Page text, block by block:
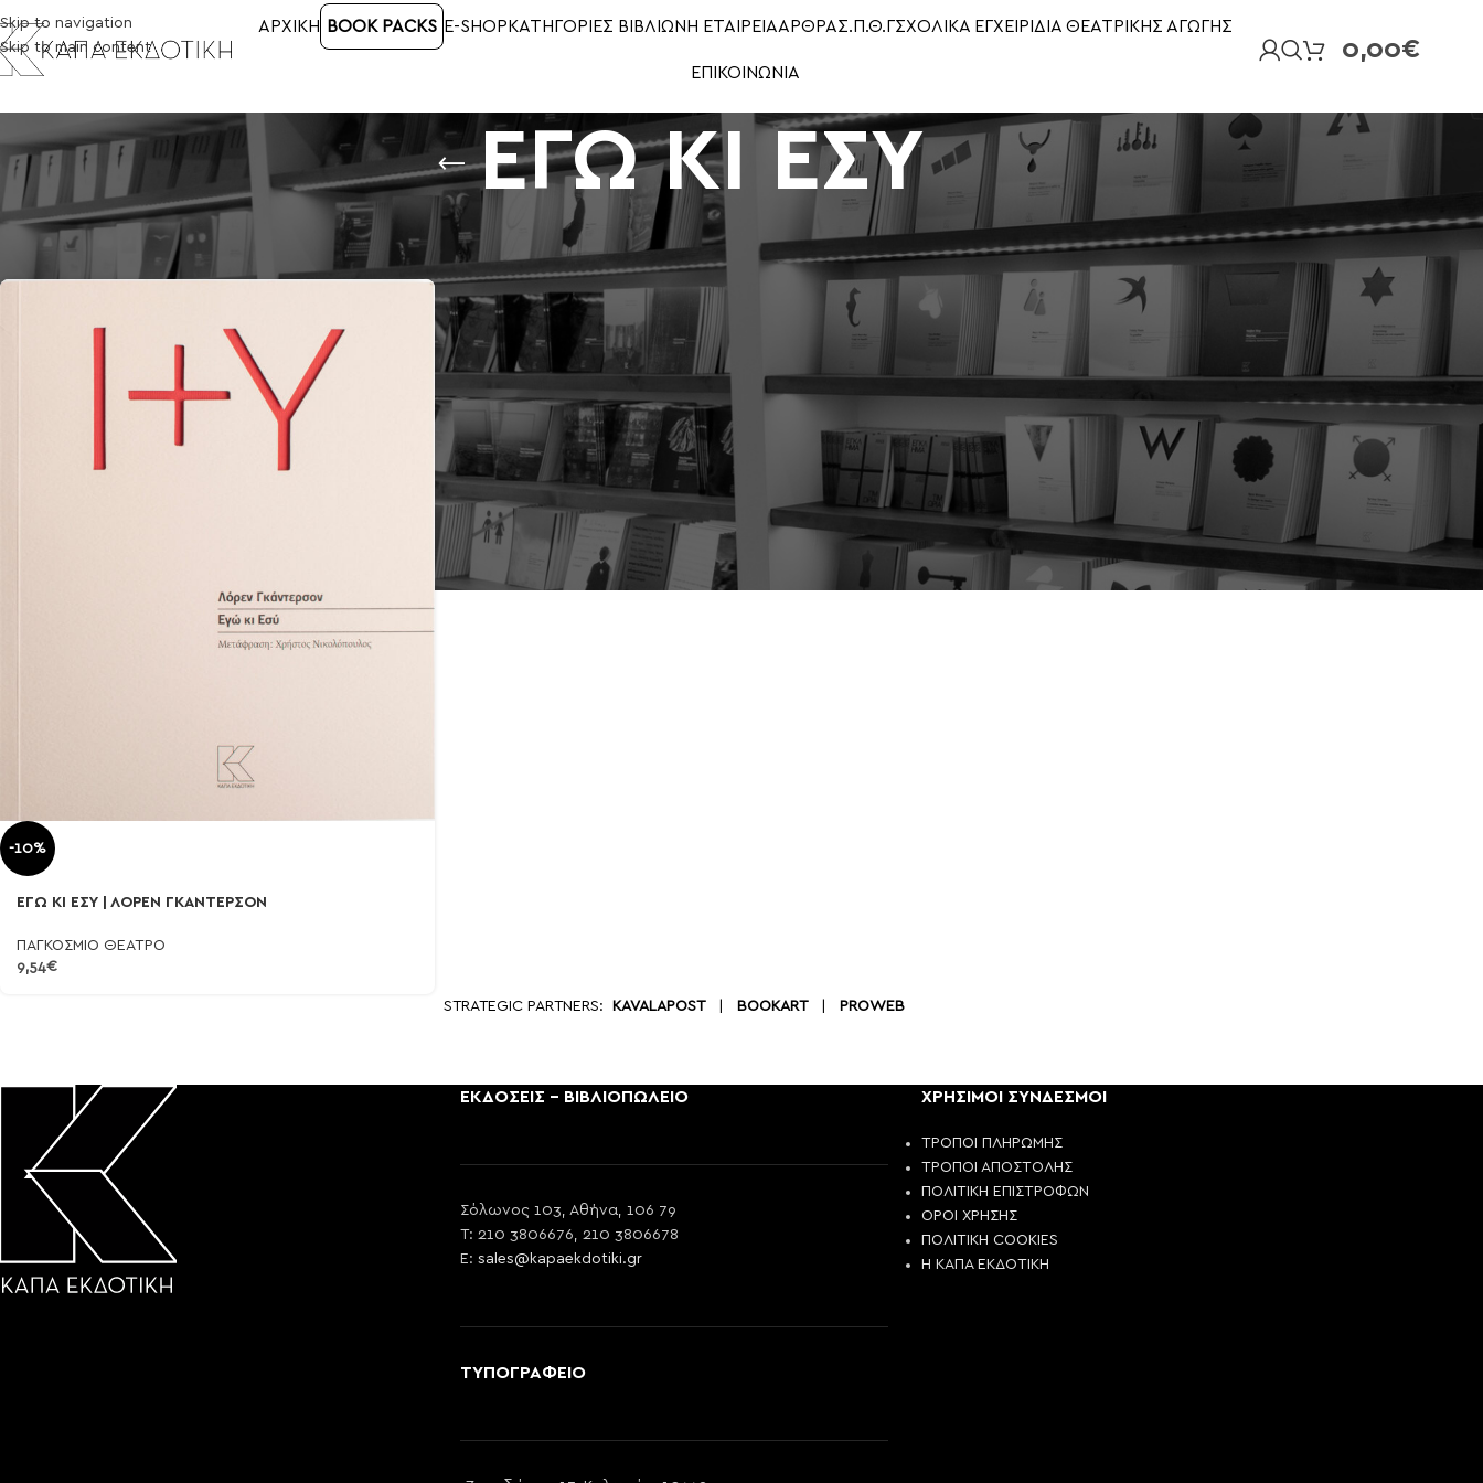
Skip to navigation
Skip to main content
ΑΡΧΙΚΉ BOOK PACKS E-SHOP ΚΑΤΗΓΟΡΙΕΣ ΒΙΒΛΙΩΝ Η ΕΤΑΙΡΕΙΑΑΡΘΡΑΣ.Π.Θ.ΓΣΧΟΛΙΚΑ ΕΓΧΕΙΡΙΔΙΑ ΘΕΑΤΡΙΚΗΣ ΑΓΩΓΗΣ
ΕΠΙΚΟΙΝΩΝΙΑ
0,00€
ΕΓΩ ΚΙ ΕΣΥ
Αρχική σελίδα/Προϊόντα με ετικέτα “ΕΓΩ ΚΙ ΕΣΥ” Show 9 12 18
-10%
ΕΓΩ ΚΙ ΕΣΥ | ΛΟΡΕΝ ΓΚΑΝΤΕΡΣΟΝ
ΠΑΓΚΟΣΜΙΟ ΘΕΑΤΡΟ
9,54€
STRATEGIC PARTNERS: KAVALAPOST| BOOKART| PROWEB
ΕΚΔΟΣΕΙΣ - ΒΙΒΛΙΟΠΩΛΕΙΟ
Σόλωνος 103, Αθήνα, 106 79
T: 210 3806676, 210 3806678
E:sales@kapaekdotiki.gr
ΤΥΠΟΓΡΑΦΕΙΟ
ΧΡΗΣΙΜΟΙ ΣΥΝΔΕΣΜΟΙ
ΤΡΟΠΟΙ ΠΛΗΡΩΜΗΣ
ΤΡΟΠΟΙ ΑΠΟΣΤΟΛΗΣ
ΠΟΛΙΤΙΚΗ ΕΠΙΣΤΡΟΦΩΝ
ΟΡΟΙ ΧΡΗΣΗΣ
ΠΟΛΙΤΙΚΗ COOKIES
Η ΚΑΠΑ ΕΚΔΟΤΙΚΗ